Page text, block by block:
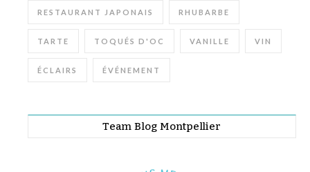
RESTAURANT JAPONAIS RHUBARBE
TARTE TOQUÉS D'OC VANILLE VIN
ÉCLAIRS ÉVÉNEMENT
Team Blog Montpellier